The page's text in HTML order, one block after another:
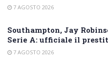
7 AGOSTO 2026
Southampton, Jay
Serie A: ufficiale il
7 AGOSTO 2026